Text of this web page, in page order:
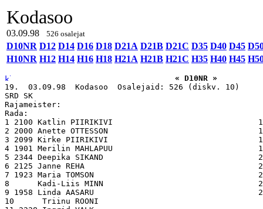
Kodasoo
03.09.98 526 osalejat
D10NR D12 D14 D16 D18 D21A D21B D21C D35 D40 D45
H10NR H12 H14 H16 H18 H21A H21B H21C H35 H40 H45
« D10NR »
19.  03.09.98  Kodasoo  Osalejaid: 526 (diskv. 10)
SRD SK
Rajameister:
Rada:
1 2100 Katlin PIIRIKIVI
2 2000 Anette OTTESSON
3 2099 Kirke PIIRIKIVI
4 1901 Merilin MAHLAPUU
5 2344 Deepika SIKAND
6 2125 Janne REHA
7 1923 Maria TOMSON
8      Kadi-Liis MINN
9 1958 Linda AASARU
10      Triinu ROONI